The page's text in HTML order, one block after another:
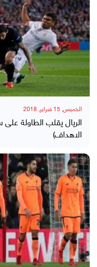
الخميس, 15 فبراير, 2018
الريال يقلب الطاولة
الاهداف)